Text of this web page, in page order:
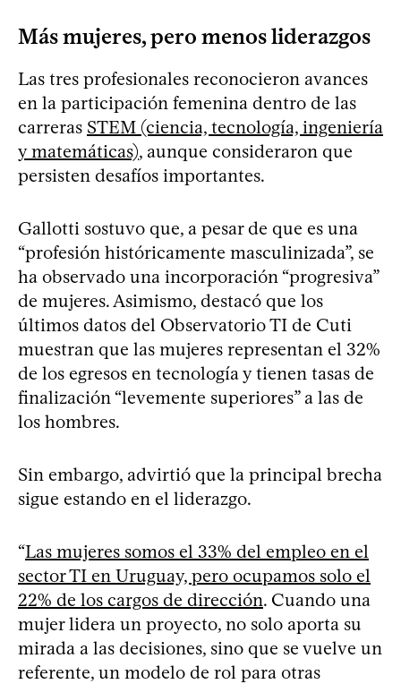
Más mujeres, pero menos liderazgos
Las tres profesionales reconocieron avances
en la participación femenina dentro de las
carreras STEM (ciencia, tecnología, ingeniería
y matemáticas), aunque consideraron que
persisten desafíos importantes.
Gallotti sostuvo que, a pesar de que es una
“profesión históricamente masculinizada”, se
ha observado una incorporación “progresiva”
de mujeres. Asimismo, destacó que los
últimos datos del Observatorio TI de Cuti
muestran que las mujeres representan el 32%
de los egresos en tecnología y tienen tasas de
finalización “levemente superiores” a las de
los hombres.
Sin embargo, advirtió que la principal brecha
sigue estando en el liderazgo.
“Las mujeres somos el 33% del empleo en el
sector TI en Uruguay, pero ocupamos solo el
22% de los cargos de dirección. Cuando una
mujer lidera un proyecto, no solo aporta su
mirada a las decisiones, sino que se vuelve un
referente, un modelo de rol para otras